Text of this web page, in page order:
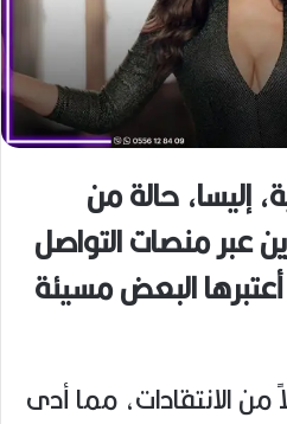
إليسا، حالة من
عبر منصات التواصل
البعض مسيئة
من الانتقادات، مما أدى